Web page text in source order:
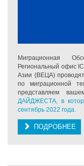
Миграционная
Региональный офис
Азии (ВЕЦА)
по миграционной
представляем
ДАЙДЖЕСТА, в
сентябрь 2022 года.
ПОДРОБНЕЕ